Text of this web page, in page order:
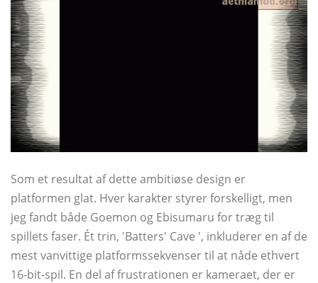
Som et resultat af dette ambitiøse design er
platformen glat. Hver karakter styrer forskelligt, men
jeg fandt både Goemon og Ebisumaru for træg til
spillets faser. Ét trin, 'Batters' Cave ', inkluderer en af ​​de
mest vanvittige platformssekvenser til at nåde ethvert
16-bit-spil. En del af frustrationen er kameraet, der er